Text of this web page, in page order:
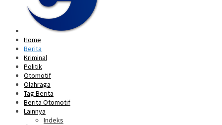
Home
Berita
Kriminal
Politik
Otomotif
Olahraga
Tag Berita
Berita Otomotif
Lainnya
Indeks